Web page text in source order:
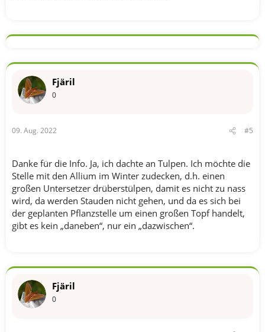
Fjäril
0
09. Aug. 2022 #5
Danke für die Info. Ja, ich dachte an Tulpen. Ich möchte die
Stelle mit den Allium im Winter zudecken, d.h. einen
großen Untersetzer drüberstülpen, damit es nicht zu nass
wird, da werden Stauden nicht gehen, und da es sich bei
der geplanten Pflanzstelle um einen großen Topf handelt,
gibt es kein „daneben“, nur ein „dazwischen“.
Fjäril
0